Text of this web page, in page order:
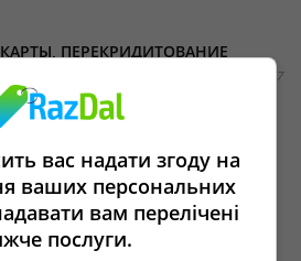
ПЕРЕКРИДИТОВАНИЕ
Запорожье, Добавлено 09 октября 2018 23:07
условия по кредитованию! Если Вы
- мы можешь выгодно их
платёж значительно
процентной ставки! Вы можете
в один, и при необходимости,
сумму на руки!
до 500 000 грн.
вас надати згоду на
ваших персональних
вам перелічені
послуги.